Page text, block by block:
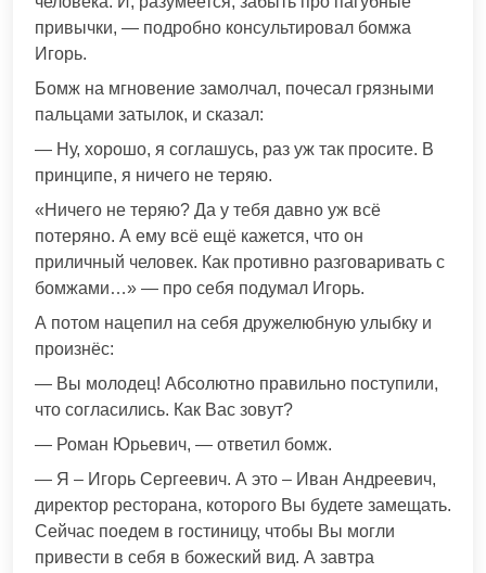
привычки, — подробно консультировал бомжа
Игорь.
Бомж на мгновение замолчал, почесал грязными
пальцами затылок, и сказал:
— Ну, хорошо, я соглашусь, раз уж так просите. В
принципе, я ничего не теряю.
«Ничего не теряю? Да у тебя давно уж всё
потеряно. А ему всё ещё кажется, что он
приличный человек. Как противно разговаривать с
бомжами…» — про себя подумал Игорь.
А потом нацепил на себя дружелюбную улыбку и
произнёс:
— Вы молодец! Абсолютно правильно поступили,
что согласились. Как Вас зовут?
— Роман Юрьевич, — ответил бомж.
— Я – Игорь Сергеевич. А это – Иван Андреевич,
директор ресторана, которого Вы будете замещать.
Сейчас поедем в гостиницу, чтобы Вы могли
привести в себя в божеский вид. А завтра